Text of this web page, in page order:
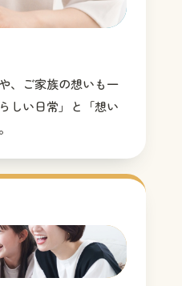
る
、ご家族の想いも一
しい日常」と「想い
う